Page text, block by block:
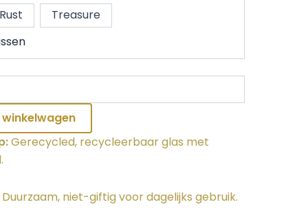
Treasure
Gerecycled, recycleerbaar glas met
niet-giftig voor dagelijks gebruik.